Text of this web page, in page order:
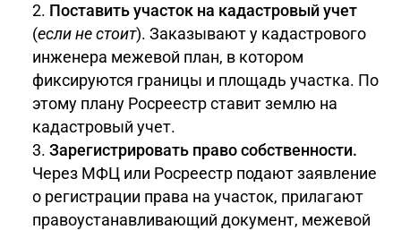
Поставить участок на кадастровый учет
(если не стоит). Заказывают у кадастрового
инженера межевой план, в котором
фиксируются границы и площадь участка. По
этому плану Росреестр ставит землю на
кадастровый учет.
Зарегистрировать право собственности.
Через МФЦ или Росреестр подают заявление
о регистрации права на участок, прилагают
правоустанавливающий документ, межевой